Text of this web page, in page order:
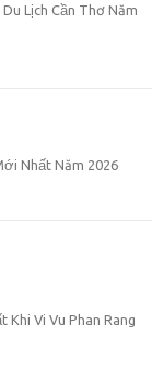
Lịch Cần Thơ Năm
Nhất Năm 2026
Khi Vi Vu Phan Rang